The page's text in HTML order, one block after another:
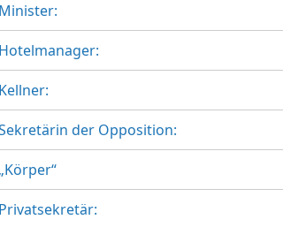
Minister:
Hotelmanager:
Kellner:
der Opposition:
„Körper“
Privatsekretär: